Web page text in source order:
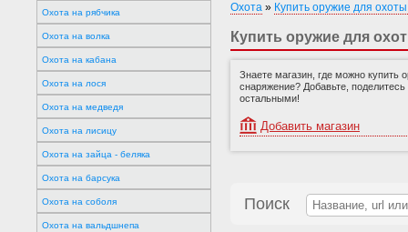
Охота на рябчика
Охота на волка
Охота на кабана
Охота на лося
Охота на медведя
Охота на лисицу
Охота на зайца - беляка
Охота на барсука
Охота на соболя
Охота на вальдшнепа
Охота » Купить оружие для
Купить оружие для
Знаете магазин, где можно купить
снаряжение? Добавьте,
остальными!
Добавить магазин
Поиск